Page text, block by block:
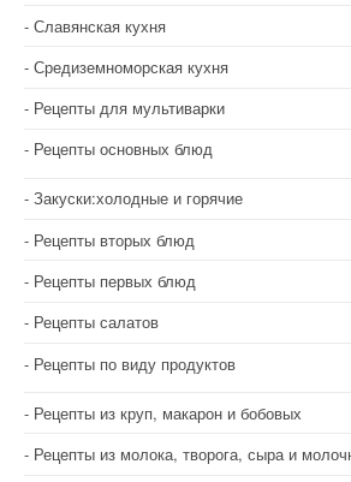
Славянская кухня
Средиземноморская кухня
Рецепты для мультиварки
Рецепты основных блюд
Закуски:холодные и горячие
Рецепты вторых блюд
Рецепты первых блюд
Рецепты салатов
Рецепты по виду продуктов
Рецепты из круп, макарон и бобовых
Рецепты из молока, творога, сыра и